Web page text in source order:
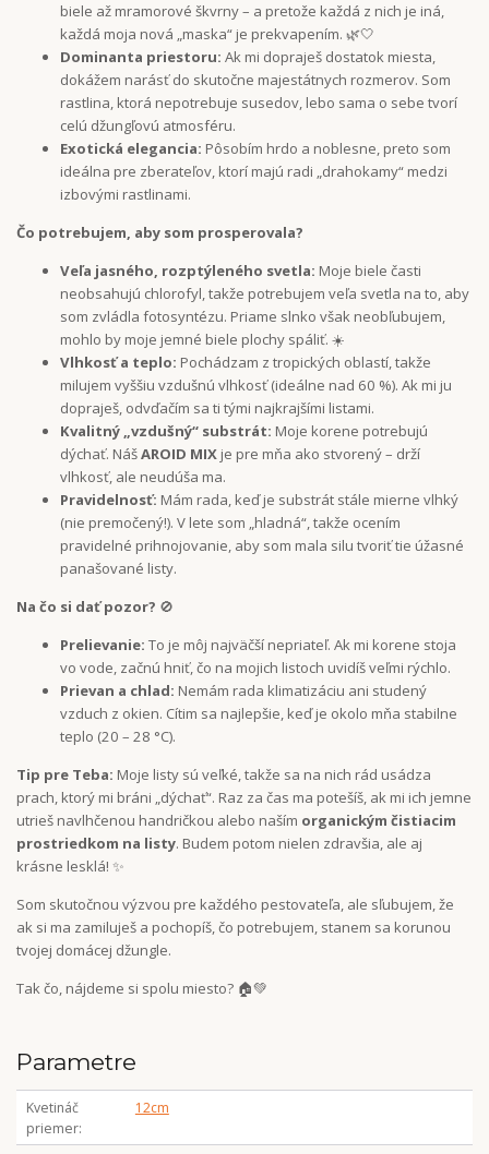
biele až mramorové škvrny – a pretože každá z nich je iná,
každá moja nová „maska“ je prekvapením. 🌿🤍
Dominanta priestoru: Ak mi dopraješ dostatok miesta,
dokážem narásť do skutočne majestátnych rozmerov. Som
rastlina, ktorá nepotrebuje susedov, lebo sama o sebe tvorí
celú džungľovú atmosféru.
Exotická elegancia: Pôsobím hrdo a noblesne, preto som
ideálna pre zberateľov, ktorí majú radi „drahokamy“ medzi
izbovými rastlinami.
Čo potrebujem, aby som prosperovala?
Veľa jasného, rozptýleného svetla: Moje biele časti
neobsahujú chlorofyl, takže potrebujem veľa svetla na to, aby
som zvládla fotosyntézu. Priame slnko však neobľubujem,
mohlo by moje jemné biele plochy spáliť. ☀️
Vlhkosť a teplo: Pochádzam z tropických oblastí, takže
milujem vyššiu vzdušnú vlhkosť (ideálne nad 60 %). Ak mi ju
dopraješ, odvďačím sa ti tými najkrajšími listami.
Kvalitný „vzdušný“ substrát: Moje korene potrebujú
dýchať. NášAROID MIX je pre mňa ako stvorený – drží
vlhkosť, ale neudúša ma.
Pravidelnosť: Mám rada, keď je substrát stále mierne vlhký
(nie premočený!). V lete som „hladná“, takže ocením
pravidelné prihnojovanie, aby som mala silu tvoriť tie úžasné
panašované listy.
Na čo si dať pozor? 🚫
Prelievanie: To je môj najväčší nepriateľ. Ak mi korene stoja
vo vode, začnú hniť, čo na mojich listoch uvidíš veľmi rýchlo.
Prievan a chlad: Nemám rada klimatizáciu ani studený
vzduch z okien. Cítim sa najlepšie, keď je okolo mňa stabilne
teplo (20 – 28 °C).
Tip pre Teba: Moje listy sú veľké, takže sa na nich rád usádza
prach, ktorý mi bráni „dýchať“. Raz za čas ma potešíš, ak mi ich jemne
utrieš navlhčenou handričkou alebo naším organickým čistiacim
prostriedkom na listy. Budem potom nielen zdravšia, ale aj
krásne lesklá! ✨
Som skutočnou výzvou pre každého pestovateľa, ale sľubujem, že
ak si ma zamiluješ a pochopíš, čo potrebujem, stanem sa korunou
tvojej domácej džungle.
Tak čo, nájdeme si spolu miesto? 🏠💚
Parametre
Kvetináč
priemer
12cm